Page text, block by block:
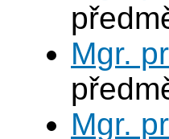
Mgr.
Mgr.